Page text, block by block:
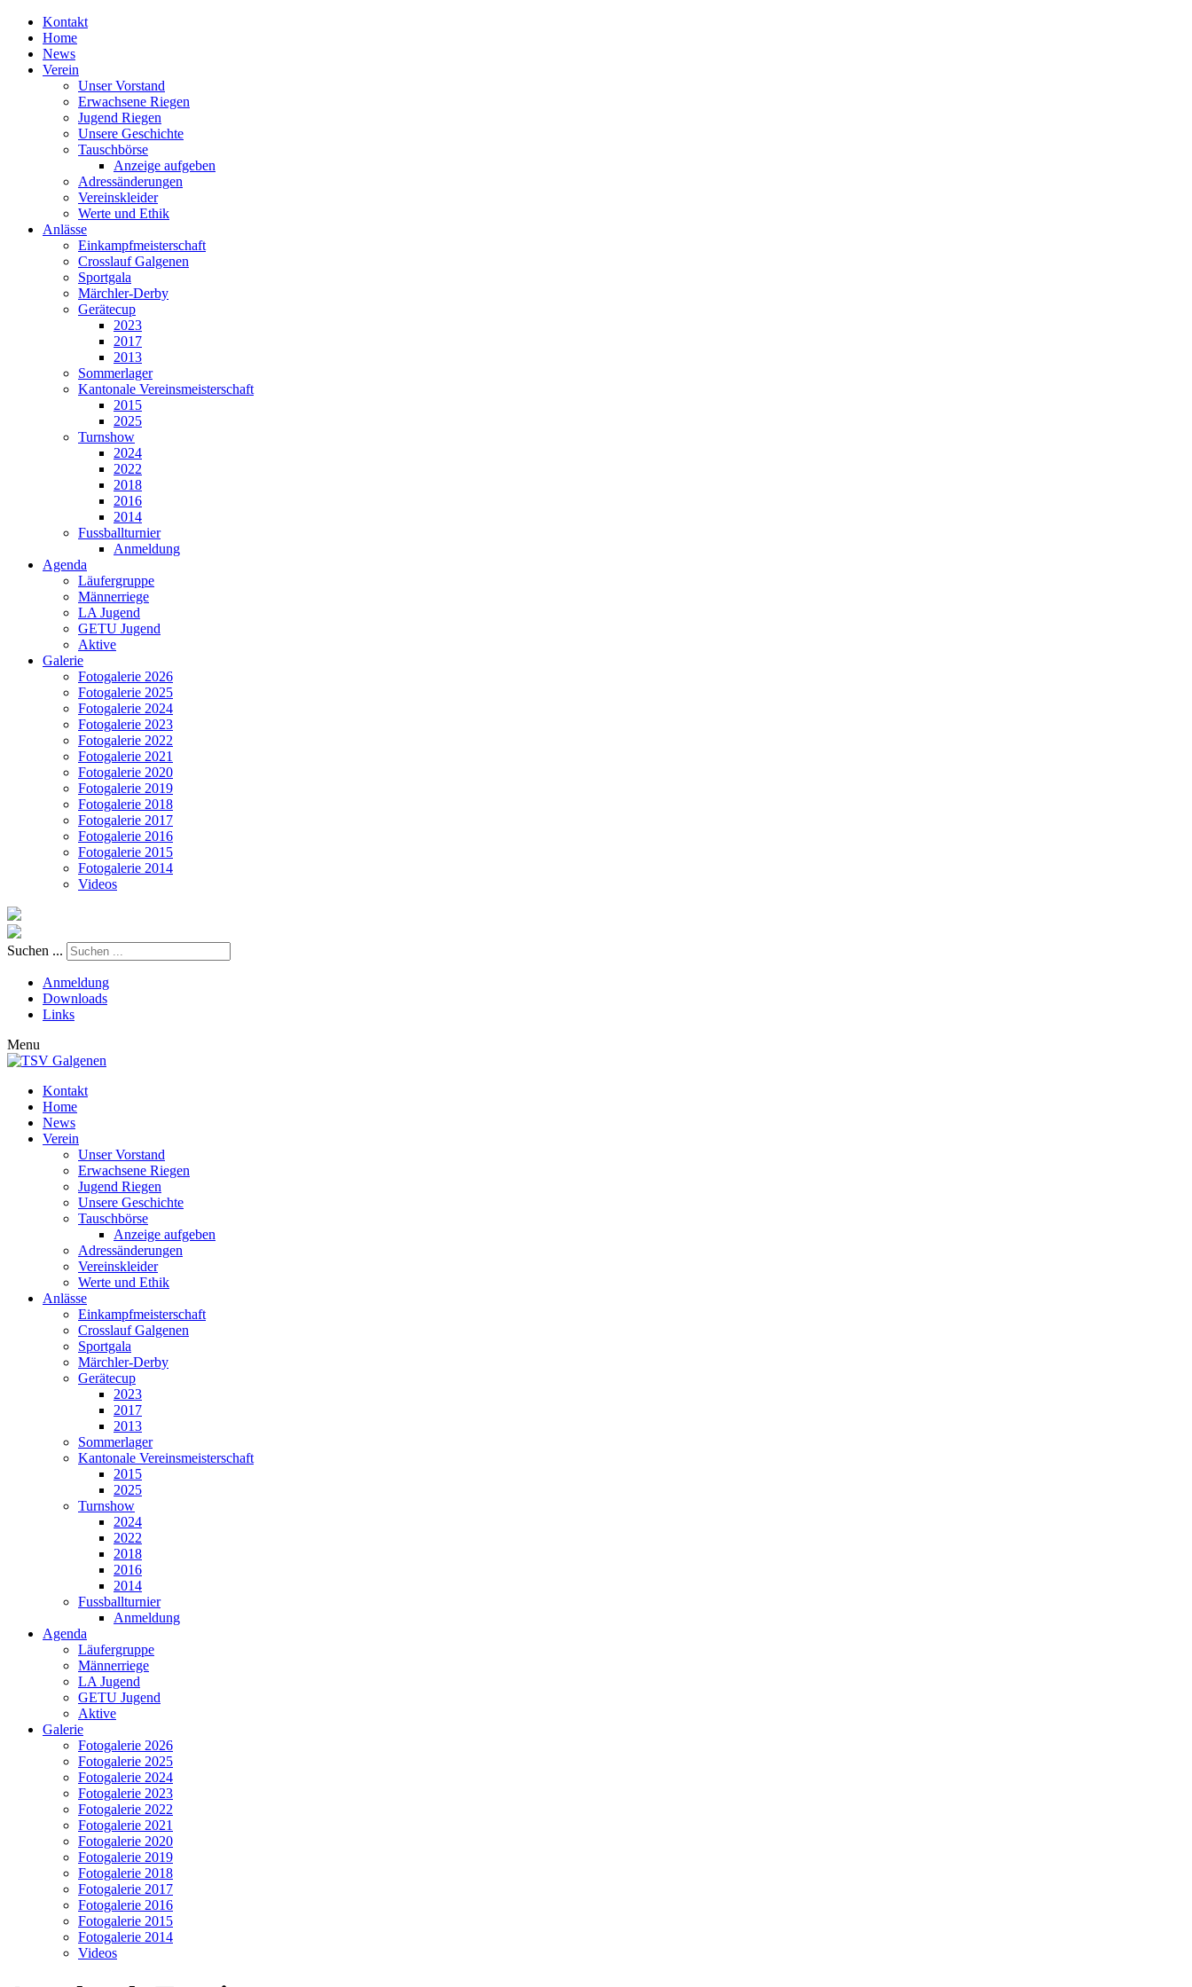
Kontakt
Home
News
Verein
Unser Vorstand
Erwachsene Riegen
Jugend Riegen
Unsere Geschichte
Tauschbörse
Anzeige aufgeben
Adressänderungen
Vereinskleider
Werte und Ethik
Anlässe
Einkampfmeisterschaft
Crosslauf Galgenen
Sportgala
Märchler-Derby
Gerätecup
2023
2017
2013
Sommerlager
Kantonale Vereinsmeisterschaft
2015
2025
Turnshow
2024
2022
2018
2016
2014
Fussballturnier
Anmeldung
Agenda
Läufergruppe
Männerriege
LA Jugend
GETU Jugend
Aktive
Galerie
Fotogalerie 2026
Fotogalerie 2025
Fotogalerie 2024
Fotogalerie 2023
Fotogalerie 2022
Fotogalerie 2021
Fotogalerie 2020
Fotogalerie 2019
Fotogalerie 2018
Fotogalerie 2017
Fotogalerie 2016
Fotogalerie 2015
Fotogalerie 2014
Videos
Suchen ...
Anmeldung
Downloads
Links
Menu
Kontakt
Home
News
Verein
Unser Vorstand
Erwachsene Riegen
Jugend Riegen
Unsere Geschichte
Tauschbörse
Anzeige aufgeben
Adressänderungen
Vereinskleider
Werte und Ethik
Anlässe
Einkampfmeisterschaft
Crosslauf Galgenen
Sportgala
Märchler-Derby
Gerätecup
2023
2017
2013
Sommerlager
Kantonale Vereinsmeisterschaft
2015
2025
Turnshow
2024
2022
2018
2016
2014
Fussballturnier
Anmeldung
Agenda
Läufergruppe
Männerriege
LA Jugend
GETU Jugend
Aktive
Galerie
Fotogalerie 2026
Fotogalerie 2025
Fotogalerie 2024
Fotogalerie 2023
Fotogalerie 2022
Fotogalerie 2021
Fotogalerie 2020
Fotogalerie 2019
Fotogalerie 2018
Fotogalerie 2017
Fotogalerie 2016
Fotogalerie 2015
Fotogalerie 2014
Videos